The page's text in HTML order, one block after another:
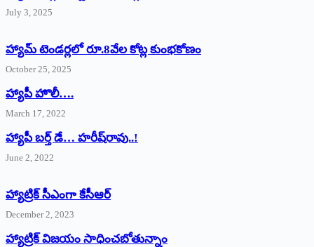
July 3, 2025
హ్యామ్‌ ‌టెండర్లలో రూ.8వేల కోట్ల కుంభకోణం
October 25, 2025
హ్యాపీ హొలీ….
March 17, 2022
హ్యాపీ బర్త్ ‌డే… హరీష్‌రావు..!
June 2, 2022
హ్యాట్రిక్‌ ‌సీఎంగా కేసీఆర్‌
December 2, 2023
హ్యాట్రిక్‌ విజయం సాధించబోతున్నాం